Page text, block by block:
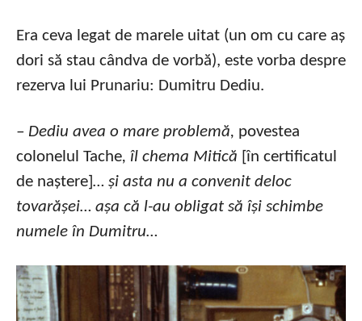
Era ceva legat de marele uitat (un om cu care aș
dori să stau cândva de vorbă), este vorba despre
rezerva lui Prunariu: Dumitru Dediu.
– Dediu avea o mare problemă, povestea
colonelul Tache, îl chema Mitică [în certificatul
de naștere]… și asta nu a convenit deloc
tovarășei… așa că l-au obligat să își schimbe
numele în Dumitru…